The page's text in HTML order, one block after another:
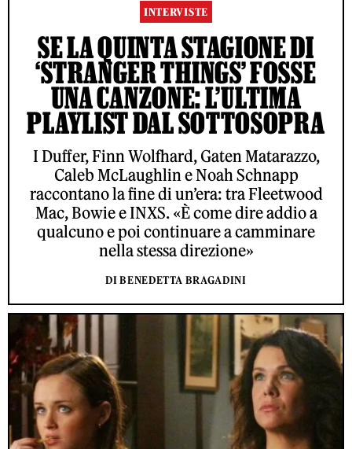
INTERVISTE
SE LA QUINTA STAGIONE DI
‘STRANGER THINGS’ FOSSE
UNA CANZONE: L’ULTIMA
PLAYLIST DAL SOTTOSOPRA
I Duffer, Finn Wolfhard, Gaten Matarazzo,
Caleb McLaughlin e Noah Schnapp
raccontano la fine di un’era: tra Fleetwood
Mac, Bowie e INXS. «È come dire addio a
qualcuno e poi continuare a camminare
nella stessa direzione»
DI BENEDETTA BRAGADINI